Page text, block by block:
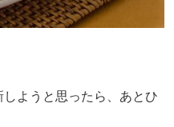
ようと思ったら、あとひ